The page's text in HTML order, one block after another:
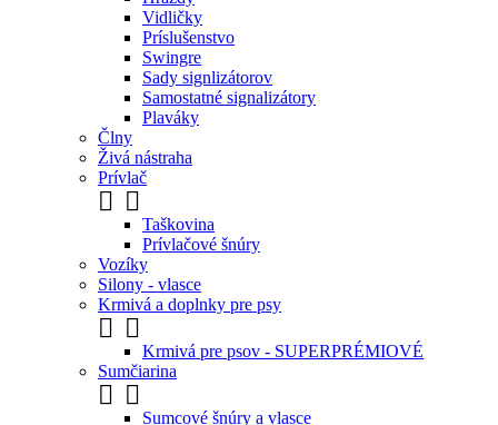
Vidličky
Príslušenstvo
Swingre
Sady signlizátorov
Samostatné signalizátory
Plaváky
Člny
Živá nástraha
Prívlač
 
Taškovina
Prívlačové šnúry
Vozíky
Silony - vlasce
Krmivá a doplnky pre psy
 
Krmivá pre psov - SUPERPRÉMIOVÉ
Sumčiarina
 
Sumcové šnúry a vlasce